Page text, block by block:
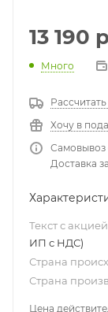
13 190
Много
Хочу в
Самовывоз
Доставка
Текст с акцией
ИП с НДС)
Страна
Страна
Цена